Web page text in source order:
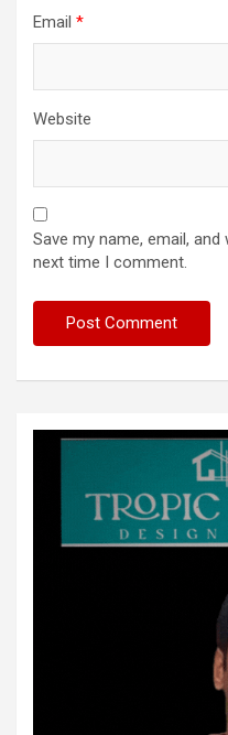
Email *
Website
Save my name, email,
next time I comment.